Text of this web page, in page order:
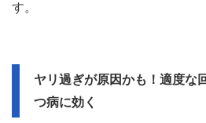
す。
ヤリ過ぎが原因かも！適度な
つ病に効く